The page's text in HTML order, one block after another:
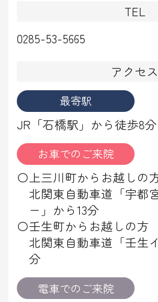
TEL
0285-53-5665
アクセス
最寄駅
JR「石橋駅」 から徒歩8分
お車でのご来院
〇上三川町からお越しの
北関東自動車道「宇都
ー」から13分
〇壬生町からお越しの方
北関東自動車道「壬生
分
電車でのご来院